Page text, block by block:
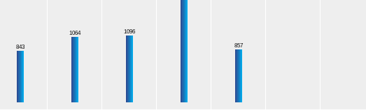
843
1064 1096
857